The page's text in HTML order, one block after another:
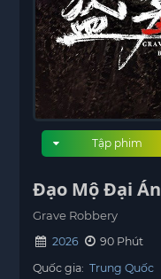
Tập phim
Đạo Mộ Đại Án
Grave Robbery
2026
90 Phút
Quốc gia: Trung Quốc